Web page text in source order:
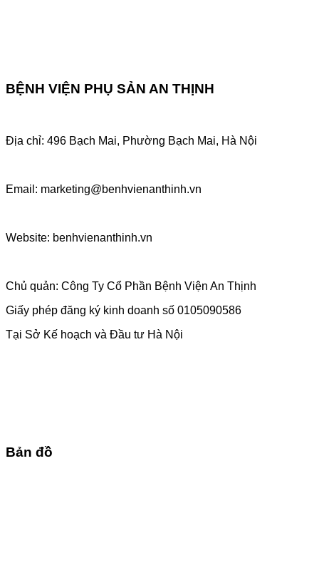
BỆNH VIỆN PHỤ SẢN AN THỊNH
Địa chỉ: 496 Bạch Mai, Phường Bạch Mai, Hà Nội
Email: marketing@benhvienanthinh.vn
Website: benhvienanthinh.vn
Chủ quản: Công Ty Cổ Phần Bệnh Viện An Thịnh
Giấy phép đăng ký kinh doanh số 0105090586
Tại Sở Kế hoạch và Đầu tư Hà Nội
Bản đồ